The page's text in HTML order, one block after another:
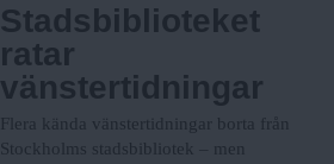
Stadsbiblioteket
ratar
vänstertidningar
Flera kända vänstertidningar borta från
Stockholms stadsbibliotek – men